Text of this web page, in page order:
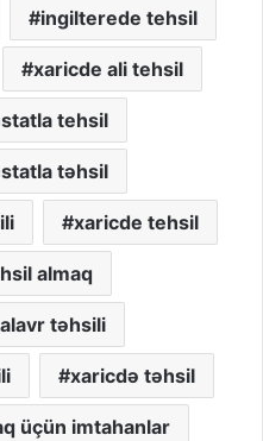
ingilterede tehsil
xaricde ali tehsil
tehsil
təhsil
xaricde tehsil
almaq
təhsili
xaricdə təhsil
üçün imtahanlar